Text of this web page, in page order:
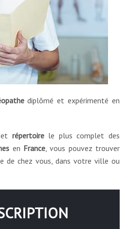
diplômé et expérimenté en
répertoirele plus complet des
en France , vous pouvez trouver
de chez vous, dans votre ville ou